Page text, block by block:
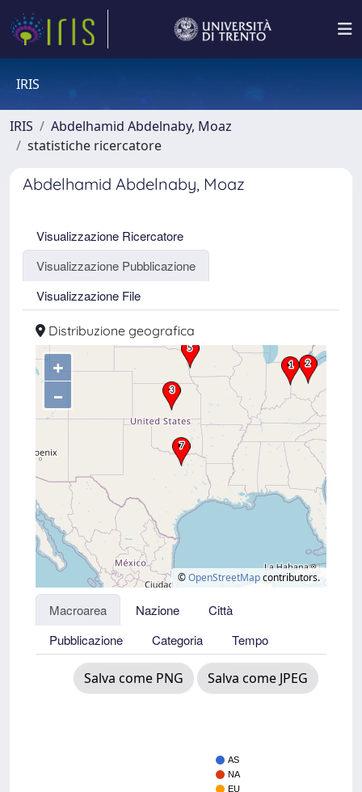
IRIS
IRIS
Abdelhamid Abdelnaby, Moaz
statistiche ricercatore
Abdelhamid Abdelnaby, Moaz
Visualizzazione Ricercatore
Visualizzazione Pubblicazione
Visualizzazione File
Distribuzione geografica
+
–
©OpenStreetMapcontributors.
Macroarea Nazione
Città
Pubblicazione
Categoria Tempo
Salva come PNG Salva come JPEG
AS
NA
EU